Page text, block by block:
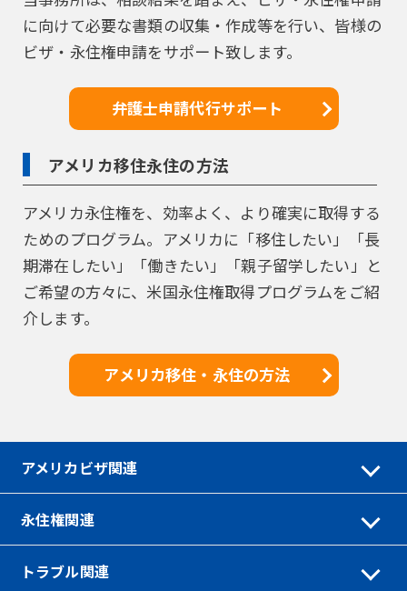
に向けて必要な書類の収集・作成等を行い、皆様の
ビザ・永住権申請をサポート致します。
弁護士申請代行サポート
アメリカ移住永住の方法
アメリカ永住権を、効率よく、より確実に取得する
ためのプログラム。アメリカに「移住したい」「長
期滞在したい」「働きたい」「親子留学したい」と
ご希望の方々に、米国永住権取得プログラムをご紹
介します。
アメリカ移住・永住の方法
アメリカビザ関連
永住権関連
トラブル関連